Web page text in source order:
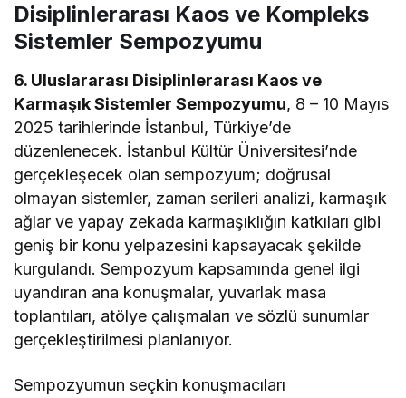
Disiplinlerarası Kaos ve Kompleks
Sistemler Sempozyumu
6. Uluslararası Disiplinlerarası Kaos ve
Karmaşık Sistemler Sempozyumu, 8 – 10 Mayıs
2025 tarihlerinde İstanbul, Türkiye’de
düzenlenecek. İstanbul Kültür Üniversitesi’nde
gerçekleşecek olan sempozyum; doğrusal
olmayan sistemler, zaman serileri analizi, karmaşık
ağlar ve yapay zekada karmaşıklığın katkıları gibi
geniş bir konu yelpazesini kapsayacak şekilde
kurgulandı. Sempozyum kapsamında genel ilgi
uyandıran ana konuşmalar, yuvarlak masa
toplantıları, atölye çalışmaları ve sözlü sunumlar
gerçekleştirilmesi planlanıyor.
Sempozyumun seçkin konuşmacıları